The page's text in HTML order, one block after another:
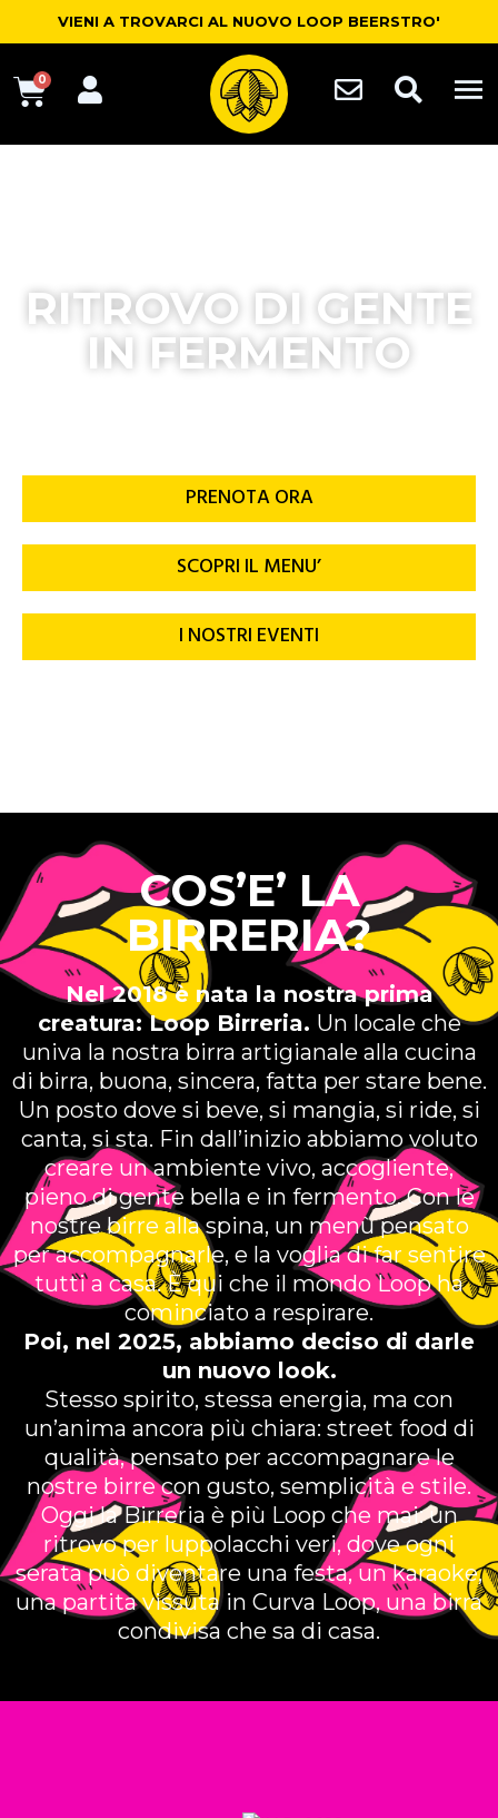
VIENI A TROVARCI AL NUOVO LOOP BEERSTRO'
0
RITROVO DI GENTE
IN FERMENTO
PRENOTA ORA
SCOPRI IL MENU’
I NOSTRI EVENTI
COS’E’ LA
BIRRERIA?
Nel 2018 è nata la nostra prima
creatura: Loop Birreria. Un locale che
univa la nostra birra artigianale alla cucina
di birra, buona, sincera, fatta per stare bene.
Un posto dove si beve, si mangia, si ride, si
canta, si sta. Fin dall’inizio abbiamo voluto
creare un ambiente vivo, accogliente,
pieno di gente bella e in fermento. Con le
nostre birre alla spina, un menù pensato
per accompagnarle, e la voglia di far sentire
tutti a casa. È qui che il mondo Loop ha
cominciato a respirare.
Poi, nel 2025, abbiamo deciso di darle
un nuovo look.
Stesso spirito, stessa energia, ma con
un’anima ancora più chiara: street food di
qualità, pensato per accompagnare le
nostre birre con gusto, semplicità e stile.
Oggi la Birreria è più Loop che mai: un
ritrovo per luppolacchi veri, dove ogni
serata può diventare una festa, un karaoke,
una partita vissuta in Curva Loop, una birra
condivisa che sa di casa.